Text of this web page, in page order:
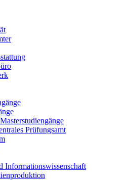
Prüfungsamt
Informationswissenschaft